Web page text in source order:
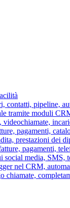
contatti, pipeline,
tramite moduli
videochiamate,
pagamenti,
prestazioni dei
pagamenti,
social media, SMS,
nel CRM,
chiamate,